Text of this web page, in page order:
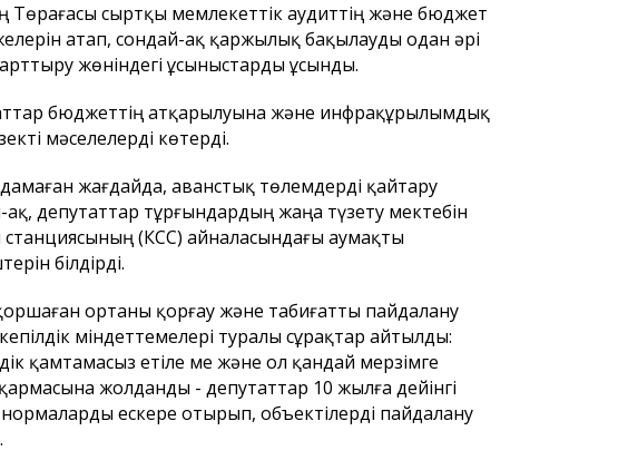
сыртқы мемлекеттік аудиттің және бюджет
атап, сондай-ақ қаржылық бақылауды одан әрі
жөніндегі ұсыныстарды ұсынды.
бюджеттің атқарылуына және инфрақұрылымдық
мәселелерді көтерді.
жағдайда, аванстық төлемдерді қайтару
депутаттар тұрғындардың жаңа түзету мектебін
станциясының (КСС) айналасындағы аумақты
білдірді.
ортаны қорғау және табиғатты пайдалану
міндеттемелері туралы сұрақтар айтылды:
қамтамасыз етіле ме және ол қандай мерзімге
жолданды - депутаттар 10 жылға дейінгі
нормаларды ескере отырып, объектілерді пайдалану